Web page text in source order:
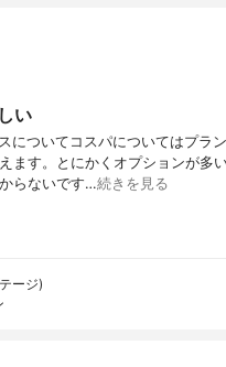
い
についてコスパについてはプラ
ます。とにかくオプションが多
らないです…続きを見る
ージ)